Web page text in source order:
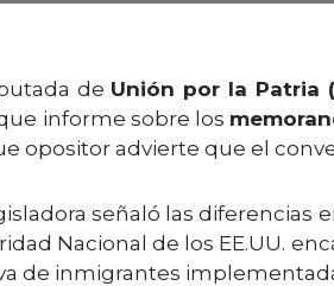
de Unión por la Patria
informe sobre los
opositor advierte que el
señaló las diferencias
Nacional de los EE.UU.
de inmigrantes